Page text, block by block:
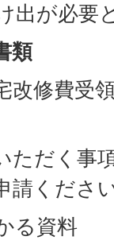
出が必要
類
改修費受
だく事
請くださ
る資料